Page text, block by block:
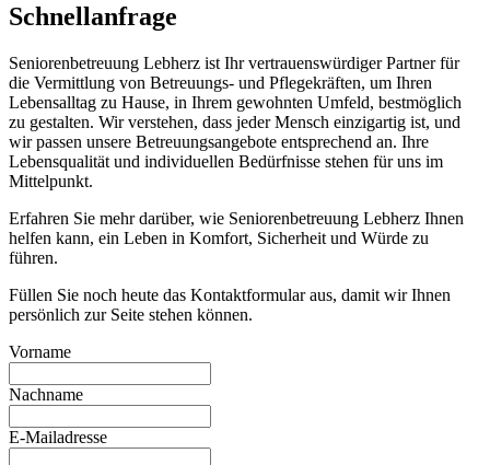
Schnell­anfrage
Seniorenbetreuung Lebherz ist Ihr vertrauenswürdiger Partner für
die Vermittlung von Betreuungs- und Pflegekräften, um Ihren
Lebensalltag zu Hause, in Ihrem gewohnten Umfeld, bestmöglich
zu gestalten. Wir verstehen, dass jeder Mensch einzigartig ist, und
wir passen unsere Betreuungsangebote entsprechend an. Ihre
Lebensqualität und individuellen Bedürfnisse stehen für uns im
Mittelpunkt.
Erfahren Sie mehr darüber, wie Seniorenbetreuung Lebherz Ihnen
helfen kann, ein Leben in Komfort, Sicherheit und Würde zu
führen.
Füllen Sie noch heute das Kontaktformular aus, damit wir Ihnen
persönlich zur Seite stehen können.
Vorname
Nachname
E-Mailadresse